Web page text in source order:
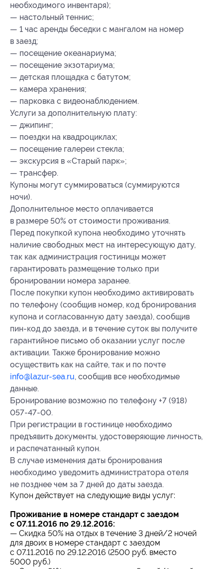
необходимого инвентаря);
— настольный теннис;
— 1 час аренды беседки с мангалом на номер
в заезд;
— посещение океанариума;
— посещение экзотариума;
— детская площадка с батутом;
— камера хранения;
— парковка с видеонаблюдением.
Услуги за дополнительную плату:
— джипинг;
— поездки на квадроциклах;
— посещение галереи стекла;
— экскурсия в «Старый парк»;
— трансфер.
Купоны могут суммироваться (суммируются
ночи).
Дополнительное место оплачивается
в размере 50% от стоимости проживания.
Перед покупкой купона необходимо уточнять
наличие свободных мест на интересующую дату,
так как администрация гостиницы может
гарантировать размещение только при
бронировании номера заранее.
После покупки купон необходимо активировать
по телефону (сообщив номер, код бронирования
купона и согласованную дату заезда), сообщив
пин-код до заезда, и в течение суток вы получите
гарантийное письмо об оказании услуг после
активации. Также бронирование можно
осуществить как на сайте, так и по почте
info@lazur-sea.ru, сообщив все необходимые
данные.
Бронирование возможно по телефону +7 (918)
057-47-00.
При регистрации в гостинице необходимо
предъявить документы, удостоверяющие личность,
и распечатанный купон.
В случае изменения даты бронирования
необходимо уведомить администратора отеля
не позднее чем за 7 дней до даты заезда.
Купон действует на следующие виды услуг:
Проживание в номере стандарт с заездом
с 07.11.2016 по 29.12.2016:
— Скидка 50% на отдых в течение 3 дней/2 ночей
для двоих в номере стандарт с заездом
с 07.11.2016 по 29.12.2016 (2500 руб. вместо
5000 руб.)